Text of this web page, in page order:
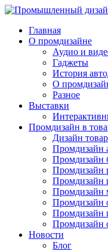
Главная
О промдизайне
Аудио и
Гаджеты
История
О
Разное
Выставки
Промдизайн в
Дизайн
Промдизайн
Промдизайн
Промдизайн
Промдизайн
Промдизайн
Промдизайн
Промдизайн
Промдизайн
Новости
Блог